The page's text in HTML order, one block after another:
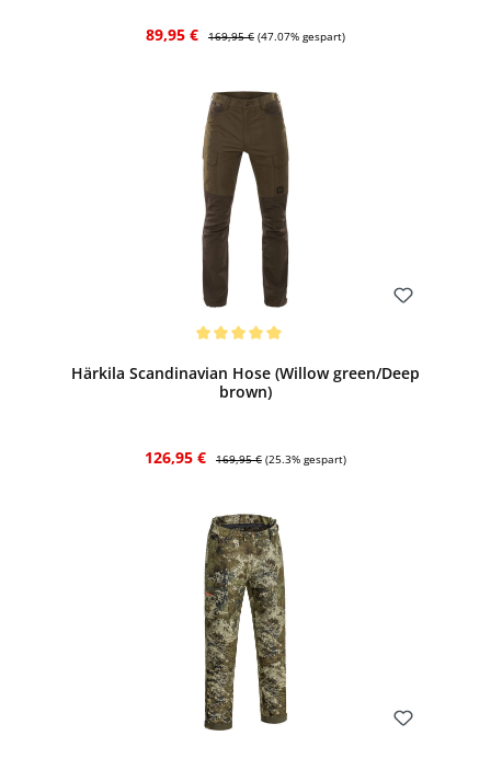
Verkaufspreis:
89,95 € Regulärer Preis:
169,95 € (47.07% gespart)
Härkila Scandinavian Hose (Willow green/Deep
brown)
Verkaufspreis:
126,95 € Regulärer Preis:
169,95 € (25.3% gespart)